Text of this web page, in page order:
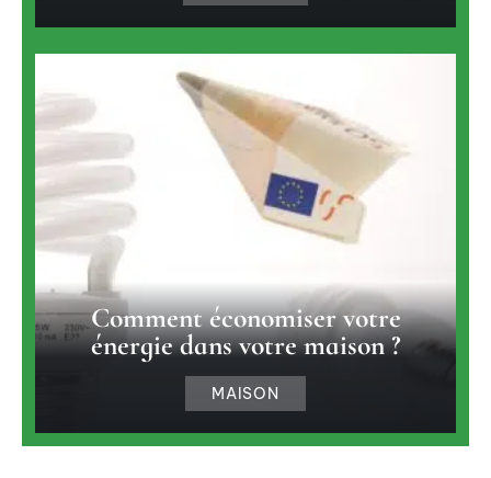
Comment économiser votre
énergie dans votre maison ?
MAISON